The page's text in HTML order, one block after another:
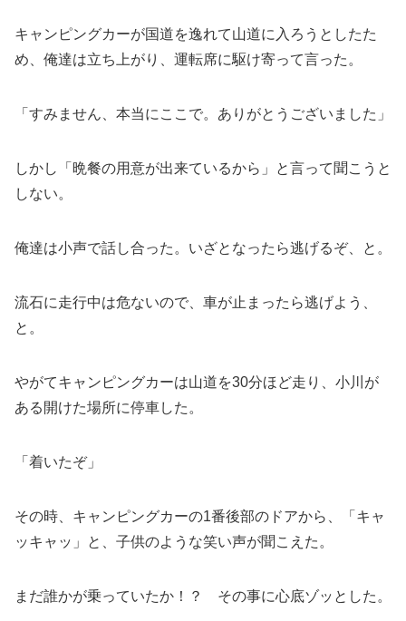
キャンピングカーが国道を逸れて山道に入ろうとしたた
め、俺達は立ち上がり、運転席に駆け寄って言った。
「すみません、本当にここで。ありがとうございました」
しかし「晩餐の用意が出来ているから」と言って聞こうと
しない。
俺達は小声で話し合った。いざとなったら逃げるぞ、と。
流石に走行中は危ないので、車が止まったら逃げよう、
と。
やがてキャンピングカーは山道を30分ほど走り、小川が
ある開けた場所に停車した。
「着いたぞ」
その時、キャンピングカーの1番後部のドアから、「キャ
ッキャッ」と、子供のような笑い声が聞こえた。
まだ誰かが乗っていたか！？ その事に心底ゾッとした。